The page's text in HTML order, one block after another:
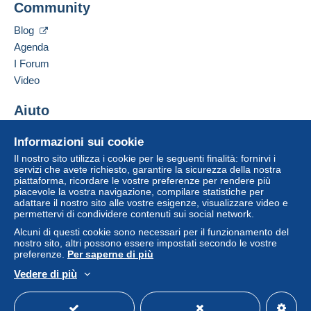
da 20,00 € di acquisti.
Questa zona comprende
Lettera (formato normale/piccolo)
Pagamento con:
Da 1gr a 100gr
4,00 €
A partire da 101gr
6,00 €
normale/piccola) (con tracciamento)
Per accedere alle informazioni
sulla consegna, è necessario
Contattare il venditore
Informazioni sui cookie
Il nostro sito utilizza i cookie per le seguenti finalità: fornirvi i
servizi che avete richiesto, garantire la sicurezza della nostra
piattaforma, ricordare le vostre preferenze per rendere più
piacevole la vostra navigazione, compilare statistiche per
adattare il nostro sito alle vostre esigenze, visualizzare video e
permettervi di condividere contenuti sui social network.
Alcuni di questi cookie sono necessari per il funzionamento del
nostro sito, altri possono essere impostati secondo le vostre
preferenze. Per saperne di più
Vedere di più
Community
Blog
Agenda
I Forum
Video
Aiuto
Acquistare su Delcampe
Vendere su Delcampe
Un sito sicuro